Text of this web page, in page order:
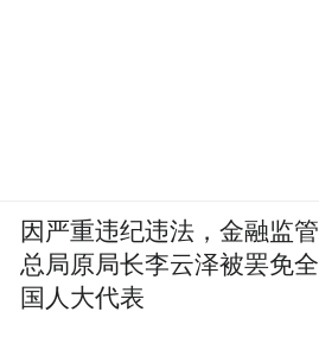
因严重违纪违法，金融监管
总局原局长李云泽被罢免全
国人大代表